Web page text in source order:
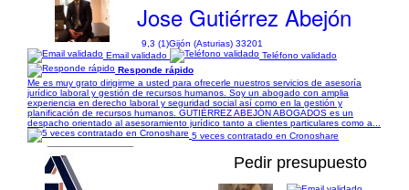
Jose Gutiérrez Abejón
9,3 (1)Gijón (Asturias) 33201
Email validado
Teléfono validado
Responde rápido
Me es muy grato dirigirme a usted para ofrecerle nuestros servicios de asesoría
jurídico laboral y gestión de recursos humanos. Soy un abogado con amplia
experiencia en derecho laboral y seguridad social así como en la gestión y
planificación de recursos humanos. GUTIÉRREZ ABEJÓN ABOGADOS es un
despacho orientado al asesoramiento jurídico tanto a clientes particulares como a...
5 veces contratado en Cronoshare
Pedir presupuesto